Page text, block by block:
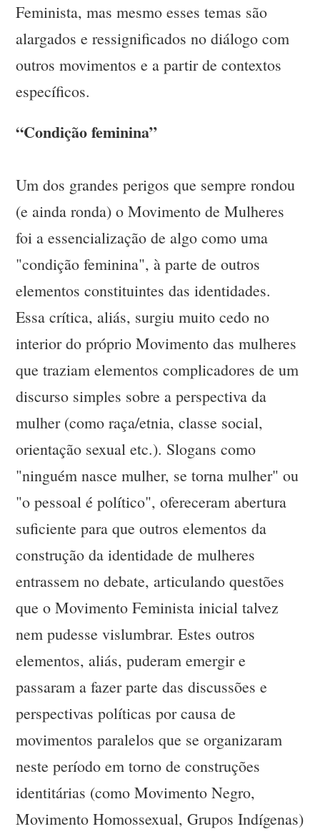
Feminista, mas mesmo esses temas são
alargados e ressignificados no diálogo com
outros movimentos e a partir de contextos
específicos.
“Condição feminina”
Um dos grandes perigos que sempre rondou
(e ainda ronda) o Movimento de Mulheres
foi a essencialização de algo como uma
"condição feminina", à parte de outros
elementos constituintes das identidades.
Essa crítica, aliás, surgiu muito cedo no
interior do próprio Movimento das mulheres
que traziam elementos complicadores de um
discurso simples sobre a perspectiva da
mulher (como raça/etnia, classe social,
orientação sexual etc.). Slogans como
"ninguém nasce mulher, se torna mulher" ou
"o pessoal é político", ofereceram abertura
suficiente para que outros elementos da
construção da identidade de mulheres
entrassem no debate, articulando questões
que o Movimento Feminista inicial talvez
nem pudesse vislumbrar. Estes outros
elementos, aliás, puderam emergir e
passaram a fazer parte das discussões e
perspectivas políticas por causa de
movimentos paralelos que se organizaram
neste período em torno de construções
identitárias (como Movimento Negro,
Movimento Homossexual, Grupos Indígenas)